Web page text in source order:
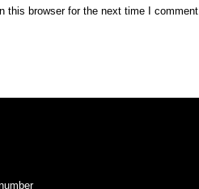
this browser for the next time I comment.